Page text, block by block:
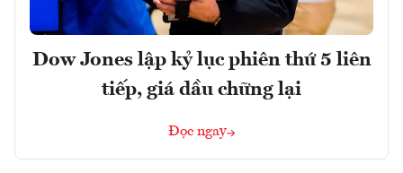
Dow Jones lập kỷ lục phiên thứ 5 liên
tiếp, giá dầu chững lại
Đọc ngay